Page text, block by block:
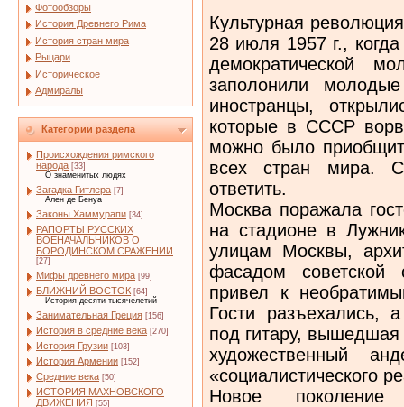
Фотообзоры
История Древнего Рима
История стран мира
Рыцари
Историческое
Адмиралы
Категории раздела
Происхождения римского
народа [33]
О знаменитых людях
Загадка Гитлера [7]
Ален де Бенуа
Законы Хаммурапи [34]
РАПОРТЫ РУССКИХ
ВОЕНАЧАЛЬНИКОВ О
БОРОДИНСКОМ СРАЖЕНИИ
[27]
Мифы древнего мира [99]
БЛИЖНИЙ ВОСТОК [64]
История десяти тысячелетий
Занимательная Греция [156]
История в средние века [270]
История Грузии [103]
История Армении [152]
Средние века [50]
ИСТОРИЯ МАХНОВСКОГО
ДВИЖЕНИЯ [55]
Культурная
28 июля 1957 г.,
демократической
заполонили
иностранцы,
которые в СССР
можно было
всех стран мира.
ответить.
Москва поражала
на стадионе в
улицам Москвы,
фасадом советской
привел к
Гости разъехались,
под гитару, вышедшая
художественный
«социалистического
Новое